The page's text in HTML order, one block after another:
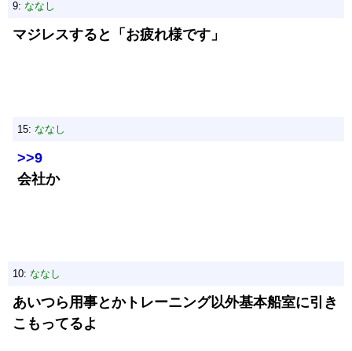
9: ななし
マジレスすると「お疲れ様です」
15: ななし
>>9
会社か
10: ななし
あいつら用事とかトレーニング以外基本船室に引き
こもってるよ